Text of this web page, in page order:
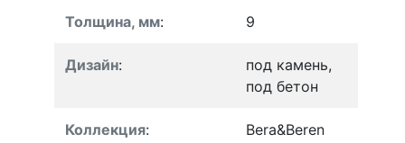
Толщина, мм: 9
Дизайн:
под камень,
под бетон
Коллекция: Bera&Beren